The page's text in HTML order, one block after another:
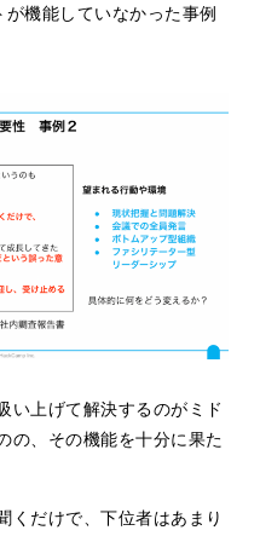
機能していなかった事例
い上げて解決するのがミド
の、その機能を十分に果た
くだけで、下位者はあまり